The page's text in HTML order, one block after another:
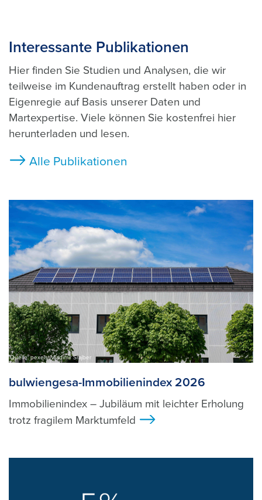
Interessante Publikationen
Hier finden Sie Studien und Analysen, die wir
teilweise im Kundenauftrag erstellt haben oder in
Eigenregie auf Basis unserer Daten und
Martexpertise. Viele können Sie kostenfrei hier
herunterladen und lesen.
Alle Publikationen
Quelle: pexels, Vladimir Srajber
bulwiengesa-Immobilienindex 2026
Immobilienindex – Jubiläum mit leichter Erholung
trotz fragilem Marktumfeld